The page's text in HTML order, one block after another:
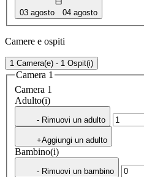
03 agosto 04 agosto
Camere e ospiti
1 Camera(e) - 1 Ospit(i)
Camera 1
Camera 1
Adulto(i)
- Rimuovi un adulto
+Aggiungi un adulto
Bambino(i)
- Rimuovi un bambino